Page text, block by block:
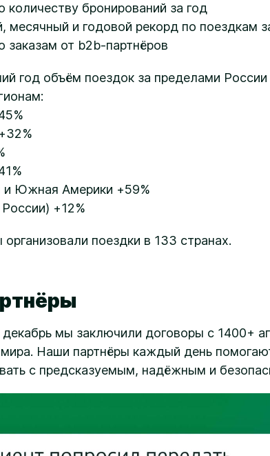
бронирований за год
и годовой рекорд по поездкам
от b2b-партнёров
год объём поездок за пределами
Южная Америки +59%
+12%
организовали поездки в 133 странах.
мы заключили договоры с 1400+
мира. Наши партнёры каждый день
с предсказуемым, надёжным и